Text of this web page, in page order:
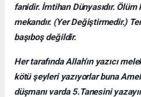
fanidir. İmtihan Dünyasıdır.
mekandır. (Yer Değiştirmedir.)
başıboş değildir.
Her tarafında Allah’ın yazıcı
kötü şeyleri yazıyorlar buna
düşmanı varda 5.Tanesini